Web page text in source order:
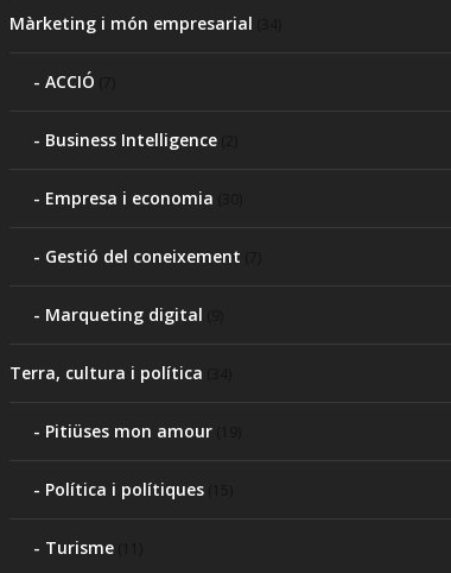
Màrketing i món empresarial
ACCIÓ
Business Intelligence
Empresa i economia
Gestió del coneixement
Marqueting digital
Terra, cultura i política
Pitiüses mon amour
Política i polítiques
Turisme